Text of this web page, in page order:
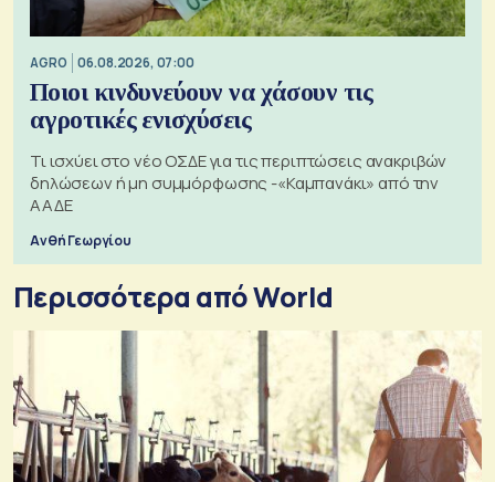
AGRO 06.08.2026, 07:00
Ποιοι κινδυνεύουν να χάσουν τις
αγροτικές ενισχύσεις
Τι ισχύει στο νέο ΟΣΔΕ για τις περιπτώσεις ανακριβών
δηλώσεων ή μη συμμόρφωσης -«Καμπανάκι» από την
ΑΑΔΕ
Ανθή Γεωργίου
Περισσότερα από World